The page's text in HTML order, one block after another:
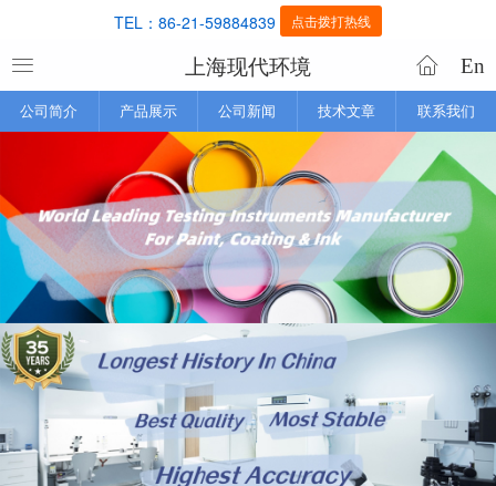
TEL：86-21-59884839 点击拨打热线
上海现代环境 En
公司简介 产品展示 公司新闻 技术文章 联系我们